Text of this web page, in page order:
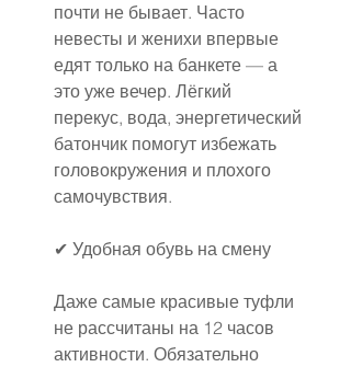
почти не бывает. Часто
невесты и женихи впервые
едят только на банкете — а
это уже вечер. Лёгкий
перекус, вода, энергетический
батончик помогут избежать
головокружения и плохого
самочувствия.
✔ Удобная обувь на смену
Даже самые красивые туфли
не рассчитаны на 12 часов
активности. Обязательно